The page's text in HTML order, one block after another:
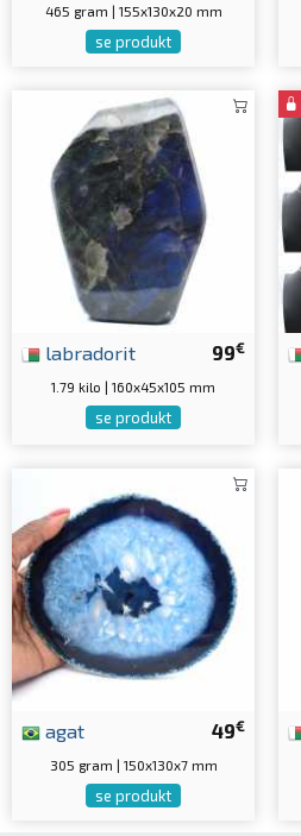
465 gram | 155x130x20 mm
se produkt
99€
labradorit
1.79 kilo | 160x45x105 mm
se produkt
49€
agat
305 gram | 150x130x7 mm
se produkt